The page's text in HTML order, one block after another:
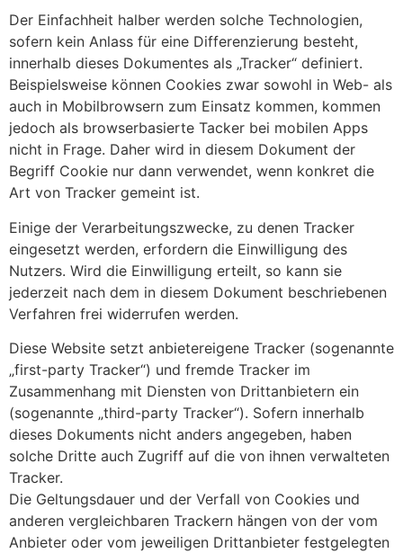
Der Einfachheit halber werden solche Technologien,
sofern kein Anlass für eine Differenzierung besteht,
innerhalb dieses Dokumentes als „Tracker“ definiert.
Beispielsweise können Cookies zwar sowohl in Web- als
auch in Mobilbrowsern zum Einsatz kommen, kommen
jedoch als browserbasierte Tacker bei mobilen Apps
nicht in Frage. Daher wird in diesem Dokument der
Begriff Cookie nur dann verwendet, wenn konkret die
Art von Tracker gemeint ist.
Einige der Verarbeitungszwecke, zu denen Tracker
eingesetzt werden, erfordern die Einwilligung des
Nutzers. Wird die Einwilligung erteilt, so kann sie
jederzeit nach dem in diesem Dokument beschriebenen
Verfahren frei widerrufen werden.
Diese Website setzt anbietereigene Tracker (sogenannte
„first-party Tracker“) und fremde Tracker im
Zusammenhang mit Diensten von Drittanbietern ein
(sogenannte „third-party Tracker“). Sofern innerhalb
dieses Dokuments nicht anders angegeben, haben
solche Dritte auch Zugriff auf die von ihnen verwalteten
Tracker.
Die Geltungsdauer und der Verfall von Cookies und
anderen vergleichbaren Trackern hängen von der vom
Anbieter oder vom jeweiligen Drittanbieter festgelegten